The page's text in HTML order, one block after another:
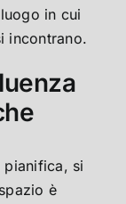
in cui
incontrano.
pianifica, si
è